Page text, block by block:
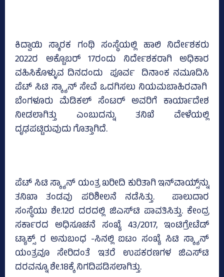
ಕಿದ್ವಾಯಿ ಸ್ಮಾರಕ ಗಂಥಿ ಸಂಸ್ಥೆಯಲ್ಲಿ ಹಾಲಿ ನಿರ್ದೇಶಕರು
2022ರ ಅಕ್ಟೊಬರ್‌ 17ರಂದು ನಿರ್ದೇಶಕರಾಗಿ ಅಧಿಕಾರ
ವಹಿಸಿಕೊಳ್ಳುವ ದಿನದಂದು ಪೂರ್ವ ದಿನಾಂಕ ನಮೂದಿಸಿ
ಪೆಟ್‌ ಸಿಟಿ ಸ್ಕ್ಯಾನ್‌ ಸೇವೆ ಒದಗಿಸಲು ನಿಯಮಬಾಹಿರವಾಗಿ
ಬೆಂಗಳೂರು ಮೆಡಿಕಲ್ ಸೆಂಟರ್‌ ಅವರಿಗೆ ಕಾರ್ಯಾದೇಶ
ನೀಡಲಾಗಿತ್ತು ಎಂಬುದನ್ನು ತನಿಖೆ ವೇಳೆಯಲ್ಲಿ
ದೃಢಪಟ್ಟಿರುವುದು ಗೊತ್ತಾಗಿದೆ.
ಪೆಟ್‌ ಸಿಟಿ ಸ್ಕ್ಯಾನ್‌ ಯಂತ್ರ ಖರೀದಿ ಕುರಿತಾಗಿ ಇನ್‌ವಾಯ್ಸ್‌ನ್ನು
ತನಿಖಾ ತಂಡವು ಪರಿಶೀಲನೆ ನಡೆಸಿತ್ತು. ಪಾಲುದಾರ
ಸಂಸ್ಥೆಯು ಶೇ.12ರ ದರದಲ್ಲಿ ಜಿಎಸ್‌ಟಿ ಪಾವತಿಸಿತ್ತು. ಕೇಂದ್ರ
ಸರ್ಕಾರದ ಅಧಿಸೂಚನೆ ಸಂಖ್ಯೆ 43/2017, ಇಂಟಿಗ್ರೇಟೆಡ್‌
ಟ್ಯಾಕ್ಸ್‌ ರ ಅನುಬಂಧ -ಸಿನಲ್ಲಿ ಐಟಂ ಸಂಖ್ಯೆ ಸಿಟಿ ಸ್ಕ್ಯಾನ್‌
ಯಂತ್ರವೂ ಸೇರಿದಂತೆ ಇತರೆ ಉಪಕರಣಗಳ ಜಿಎಸ್‌ಟಿ
ದರವನ್ನೂ ಶೇ.18ಕ್ಕೆ ನಿಗದಿಪಡಿಸಲಾಗಿತ್ತು.